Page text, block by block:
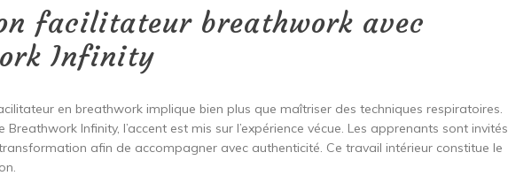
facilitateur breathwork avec
Infinity
en breathwork implique bien plus que maîtriser des techniques respiratoires.
Infinity, l’accent est mis sur l’expérience vécue. Les apprenants sont invités
afin de accompagner avec authenticité. Ce travail intérieur constitue le